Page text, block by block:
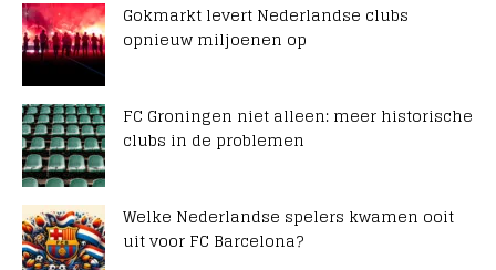
Gokmarkt levert Nederlandse clubs
opnieuw miljoenen op
FC Groningen niet alleen: meer historische
clubs in de problemen
Welke Nederlandse spelers kwamen ooit
uit voor FC Barcelona?